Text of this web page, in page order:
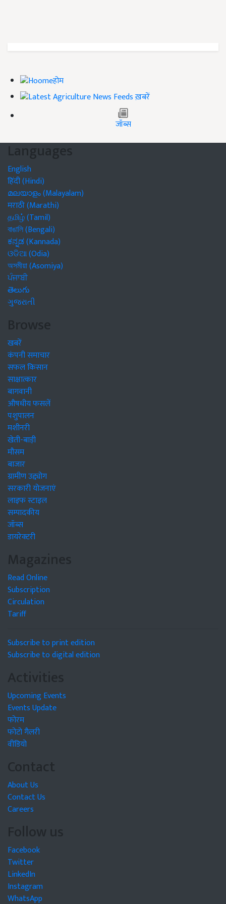
होम
ख़बरें
जॉब्स
Languages
English
हिंदी (Hindi)
മലയാളം (Malayalam)
मराठी (Marathi)
தமிழ் (Tamil)
বাঙালি (Bengali)
ಕನ್ನಡ (Kannada)
ଓଡିଆ (Odia)
অসমীয়া (Asomiya)
ਪੰਜਾਬੀ
తెలుగు
ગુજરાતી
Browse
खबरें
कंपनी समाचार
सफल किसान
साक्षात्कार
बागवानी
औषधीय फसलें
पशुपालन
मशीनरी
खेती-बाड़ी
मौसम
बाजार
ग्रामीण उद्द्योग
सरकारी योजनाएं
लाइफ स्टाइल
सम्पादकीय
जॉब्स
डायरेक्टरी
Magazines
Read Online
Subscription
Circulation
Tariff
Subscribe to print edition
Subscribe to digital edition
Activities
Upcoming Events
Events Update
फोरम
फोटो गैलरी
वीडियो
Contact
About Us
Contact Us
Careers
Follow us
Facebook
Twitter
LinkedIn
Instagram
WhatsApp